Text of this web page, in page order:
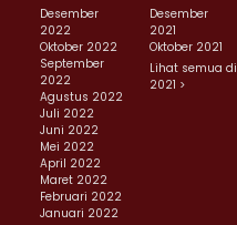
Desember
2022
Oktober 2022
September
2022
Agustus 2022
Juli 2022
Juni 2022
Mei 2022
April 2022
Maret 2022
Februari 2022
Januari 2022
Desember
2021
Oktober 2021
Lihat semua di
2021 >